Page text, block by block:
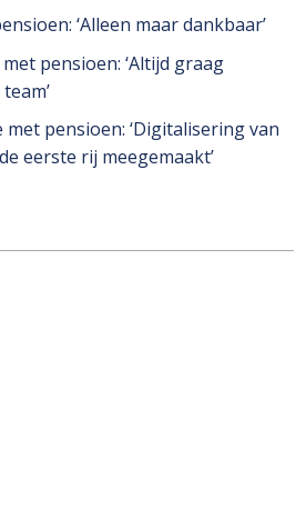
‘Alleen maar dankbaar’
pensioen: ‘Altijd graag
met pensioen: ‘Digitalisering van
eerste rij meegemaakt’